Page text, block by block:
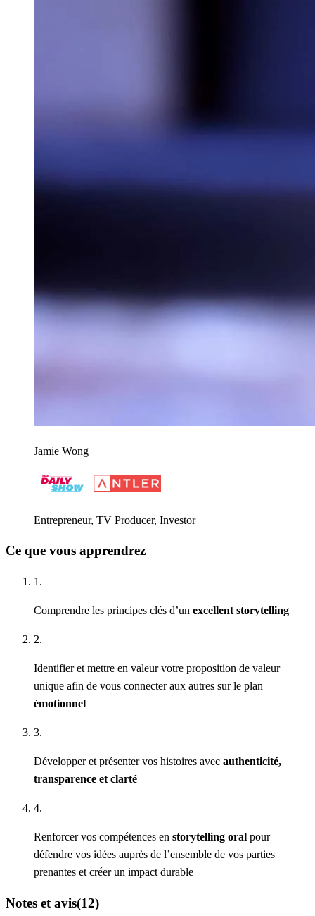
Jamie Wong
Entrepreneur, TV Producer, Investor
Ce que vous apprendrez
1.
Comprendre les principes clés d’un excellent storytelling
2.
Identifier et mettre en valeur votre proposition de valeur
unique afin de vous connecter aux autres sur le plan
émotionnel
3.
Développer et présenter vos histoires avec authenticité,
transparence et clarté
4.
Renforcer vos compétences en storytelling oral pour
défendre vos idées auprès de l’ensemble de vos parties
prenantes et créer un impact durable
Notes et avis(12)